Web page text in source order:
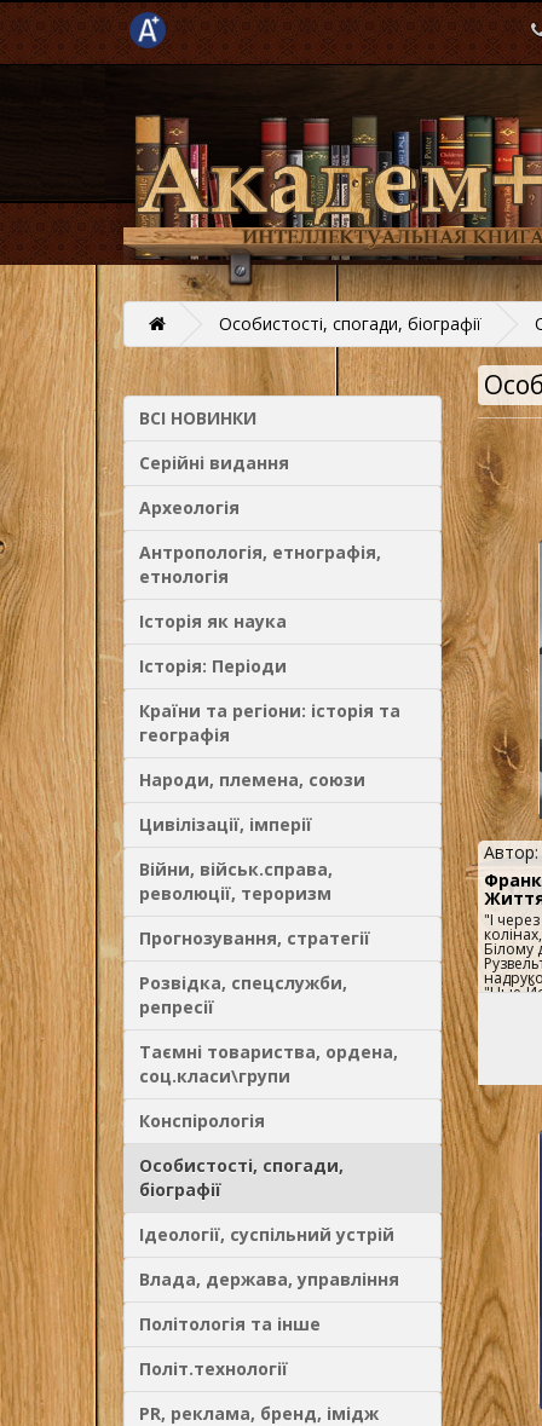
Особистості, спогади, біографії
ВСІ НОВИНКИ
Серійні видання
Археологія
Антропологія, етнографія,
етнологія
Історія як наука
Історія: Періоди
Країни та регіони: історія та
географія
Народи, племена, союзи
Цивілізації, імперії
Війни, військ.справа,
революції, тероризм
Прогнозування, стратегії
Розвідка, спецслужби,
репресії
Таємні товариства, ордена,
соц.класи\групи
Конспірологія
Особистості, спогади,
біографії
Ідеології, суспільний устрій
Влада, держава, управління
Політологія та інше
Політ.технології
PR, реклама, бренд, імідж
Автор:
"І
Білому
"Нью-
внесок
а далі
інших
-
тут